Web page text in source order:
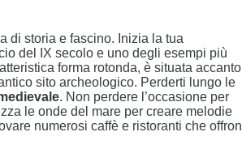
di storia e fascino. Inizia la tua
del IX secolo e uno degli esempi più
forma rotonda, è situata accanto
sito archeologico. Perderti lungo le
. Non perdere l’occasione per
le onde del mare per creare melodie
numerosi caffè e ristoranti che